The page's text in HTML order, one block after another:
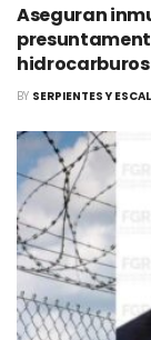
Aseguran
hidrocarburos
BY SERPIENTES Y